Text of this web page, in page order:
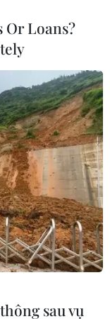
án và
đó, các
nhà, làm
sức của các
khoác lên một
cô giáo và các
khi được học
Or Loans?
sau vụ